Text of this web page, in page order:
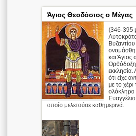
Άγιος Θεοδόσιος ο Μέγας
(346-395
και Άγιος
Ορθόδοξη
εκκλησία.
ότι είχε
με το χέρι
ολόκληρο
οποίο μελετούσε καθημερινά.